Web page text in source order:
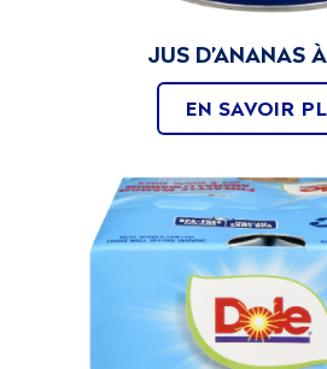
JUS D’ANANAS
EN SAVOIR